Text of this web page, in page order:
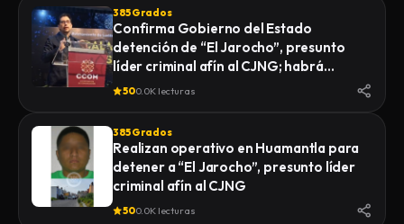
385 Grados
Confirma Gobierno del Estado
detención de “El Jarocho”, presunto
líder criminal afín al CJNG; habrá
vigilancia 48 horas en Huamantla
500.0K lecturas
385 Grados
Realizan operativo en Huamantla para
detener a “El Jarocho”, presunto líder
criminal afín al CJNG
500.0K lecturas